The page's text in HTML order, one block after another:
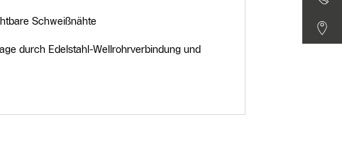
Schweißnähte
durch Edelstahl-Wellrohrverbindung und